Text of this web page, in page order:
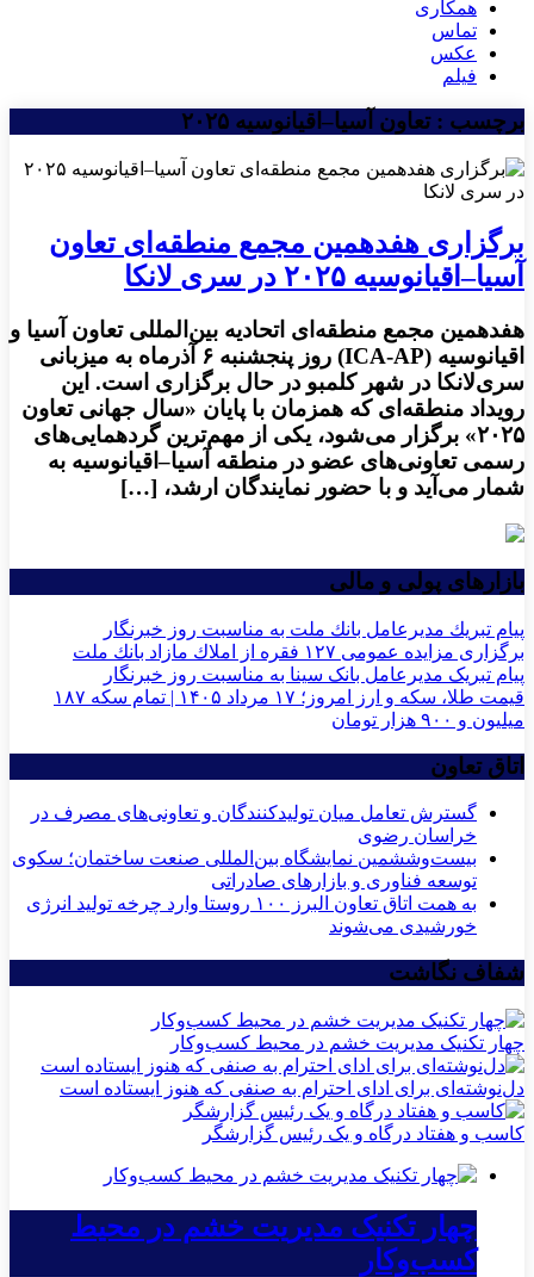
همکاری
تماس
عکس
فیلم
برچسب : تعاون آسیا–اقیانوسیه ۲۰۲۵
برگزاری هفدهمین مجمع منطقه‌ای تعاون
آسیا–اقیانوسیه ۲۰۲۵ در سری لانکا
هفدهمین مجمع منطقه‌ای اتحادیه بین‌المللی تعاون آسیا و
اقیانوسیه (ICA-AP) روز پنجشنبه ۶ آذرماه به میزبانی
سری‌لانکا در شهر کلمبو در حال برگزاری است. این
رویداد منطقه‌ای که همزمان با پایان «سال جهانی تعاون
۲۰۲۵» برگزار می‌شود، یکی از مهم‌ترین گردهمایی‌های
رسمی تعاونی‌های عضو در منطقه آسیا–اقیانوسیه به
شمار می‌آید و با حضور نمایندگان ارشد، […]
بازارهای پولی و مالی
پیام تبریك مدیرعامل بانك ملت به مناسبت روز خبرنگار
برگزاری مزایده عمومی ۱۲۷ فقره از املاك مازاد بانك ملت
پیام تبریک مدیرعامل بانک سینا به مناسبت روز خبرنگار
قیمت طلا، سکه و ارز امروز؛ ۱۷ مرداد ۱۴۰۵ | تمام سکه ۱۸۷
میلیون و ۹۰۰ هزار تومان
اتاق تعاون
گسترش تعامل میان تولیدکنندگان و تعاونی‌های مصرف در
خراسان رضوی
بیست‌وششمین نمایشگاه بین‌المللی صنعت ساختمان؛ سکوی
توسعه فناوری و بازارهای صادراتی
به همت اتاق تعاون البرز ۱۰۰ روستا وارد چرخه تولید انرژی
خورشیدی می‌شوند
شفاف نگاشت
چهار تکنیک مدیریت خشم در محیط کسب‌وکار
دل‌نوشته‌ای برای ادای احترام به صنفی که هنوز ایستاده است
کاسب و هفتاد درگاه و یک رئیس گزارشگر
چهار تکنیک مدیریت خشم در محیط
کسب‌وکار